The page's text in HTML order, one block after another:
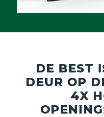
DE BEST
DEUR OP
4X